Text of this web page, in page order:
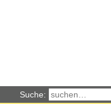
Suche: